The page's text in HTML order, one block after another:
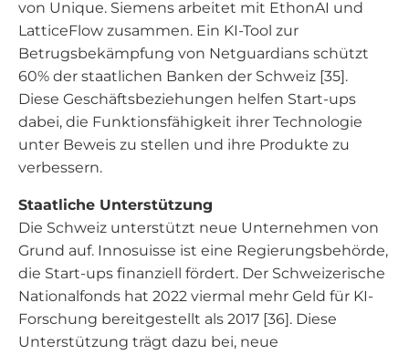
von Unique. Siemens arbeitet mit EthonAI und
LatticeFlow zusammen. Ein KI-Tool zur
Betrugsbekämpfung von Netguardians schützt
60% der staatlichen Banken der Schweiz [35].
Diese Geschäftsbeziehungen helfen Start-ups
dabei, die Funktionsfähigkeit ihrer Technologie
unter Beweis zu stellen und ihre Produkte zu
verbessern.
Staatliche Unterstützung
Die Schweiz unterstützt neue Unternehmen von
Grund auf. Innosuisse ist eine Regierungsbehörde,
die Start-ups finanziell fördert. Der Schweizerische
Nationalfonds hat 2022 viermal mehr Geld für KI-
Forschung bereitgestellt als 2017 [36]. Diese
Unterstützung trägt dazu bei, neue